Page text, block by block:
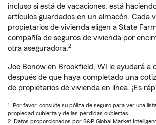
incluso si está de vacaciones, está
artículos guardados en un almacén. Cada
propietarios de vivienda eligen a State
compañía de seguros de vivienda por
otra aseguradora.2
Joe Bonow en Brookfield, WI le ayudará a
después de que haya completado una
de propietarios de vivienda en línea. ¡Es
1. Por favor, consulte su póliza de seguro para ver una
propiedad cubierta y de las pérdidas cubiertas.
2. Datos proporcionados por S&P Global Market